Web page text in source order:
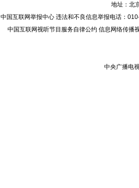
地址：北
中国互联网举报中心违法和不良信息举报电话：
中国互联网视听节目服务自律公约 信息网络传播
中央广播电